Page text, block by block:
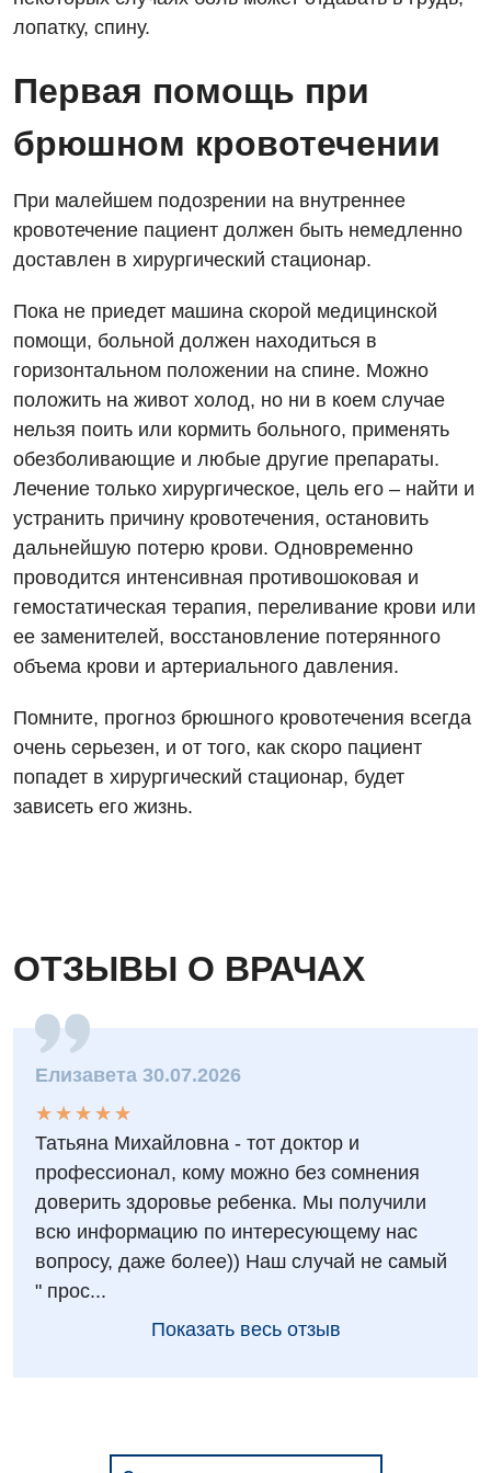
Гинекологическое отделение
Диетология
Дневной стационар
Кардиология
Кардиохирургия
Медицинская психология
Неврология
Нейрохирургия
Онкологическое отделение
Ортопедия и травматология
Отделение интенсивной терапии
Отделение неотложных состояний
Оториноларингология
Офтальмологическое отделение
Педиатрическое отделение
Проктология
Терапия
Травматологическое отделение
Урологическое отделение
Урология
Физиотерапия
Хирургическое отделение
Эндокринология
Для детей
Детская аллергология
лопатку, спину.
Первая помощь при
брюшном кровотечении
При малейшем подозрении на внутреннее
кровотечение пациент должен быть немедленно
доставлен в хирургический стационар.
Пока не приедет машина скорой медицинской
помощи, больной должен находиться в
горизонтальном положении на спине. Можно
положить на живот холод, но ни в коем случае
нельзя поить или кормить больного, применять
обезболивающие и любые другие препараты.
Лечение только хирургическое, цель его – найти и
устранить причину кровотечения, остановить
дальнейшую потерю крови. Одновременно
проводится интенсивная противошоковая и
гемостатическая терапия, переливание крови или
ее заменителей, восстановление потерянного
объема крови и артериального давления.
Помните, прогноз брюшного кровотечения всегда
очень серьезен, и от того, как скоро пациент
попадет в хирургический стационар, будет
зависеть его жизнь.
ОТЗЫВЫ О ВРАЧАХ
Елизавета 30.07.2026
★
★
★
★
★
★ ★ ★ ★ ★
Татьяна Михайловна - тот доктор и
профессионал, кому можно без сомнения
доверить здоровье ребенка. Мы получили
всю информацию по интересующему нас
вопросу, даже более)) Наш случай не самый
" прос...
Показать весь отзыв